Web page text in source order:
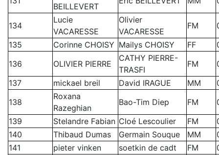
BEILLEVERT
134
Lucie
VACARESSE
Olivier
VACARESSE
FM
135
Corinne CHOISY Mailys CHOISY FF
136
OLIVIER PIERRE
CATHY PIERRE-
TRASFI
FM
137
mickael breil David IRAGUE MM
138
Roxana
Razeghian
Bao-Tim Diep FM
139
Stelandre Fabian Cloé Lescoulier FM
140
Thibaud Dumas Germain Souque MM
141
pieter vinken soetkin de cadt FM